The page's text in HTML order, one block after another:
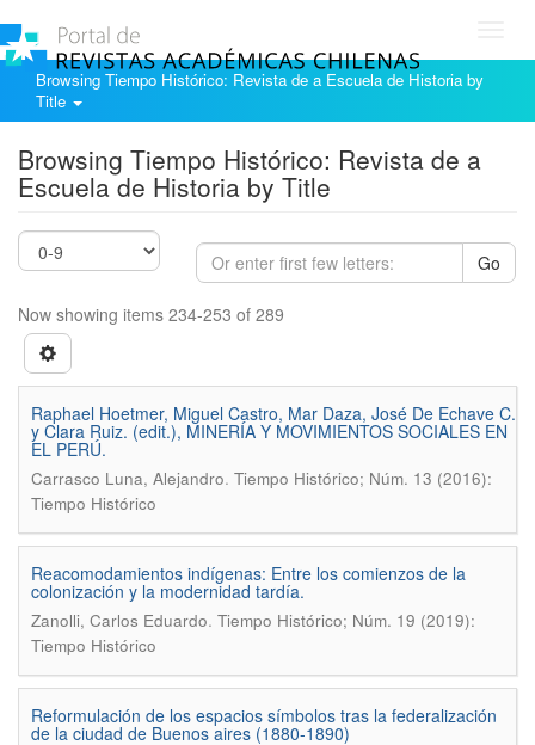
Browsing Tiempo Histórico: Revista de a Escuela de Historia by
Title
Browsing Tiempo Histórico: Revista de a
Escuela de Historia by Title
Go
Now showing items 234-253 of 289
Raphael Hoetmer, Miguel Castro, Mar Daza, José De Echave C.
y Clara Ruiz. (edit.), MINERÍA Y MOVIMIENTOS SOCIALES EN
EL PERÚ.
Carrasco Luna, Alejandro. Tiempo Histórico; Núm. 13 (2016):
Tiempo Histórico
Reacomodamientos indígenas: Entre los comienzos de la
colonización y la modernidad tardía.
Zanolli, Carlos Eduardo. Tiempo Histórico; Núm. 19 (2019):
Tiempo Histórico
Reformulación de los espacios símbolos tras la federalización
de la ciudad de Buenos aires (1880-1890)